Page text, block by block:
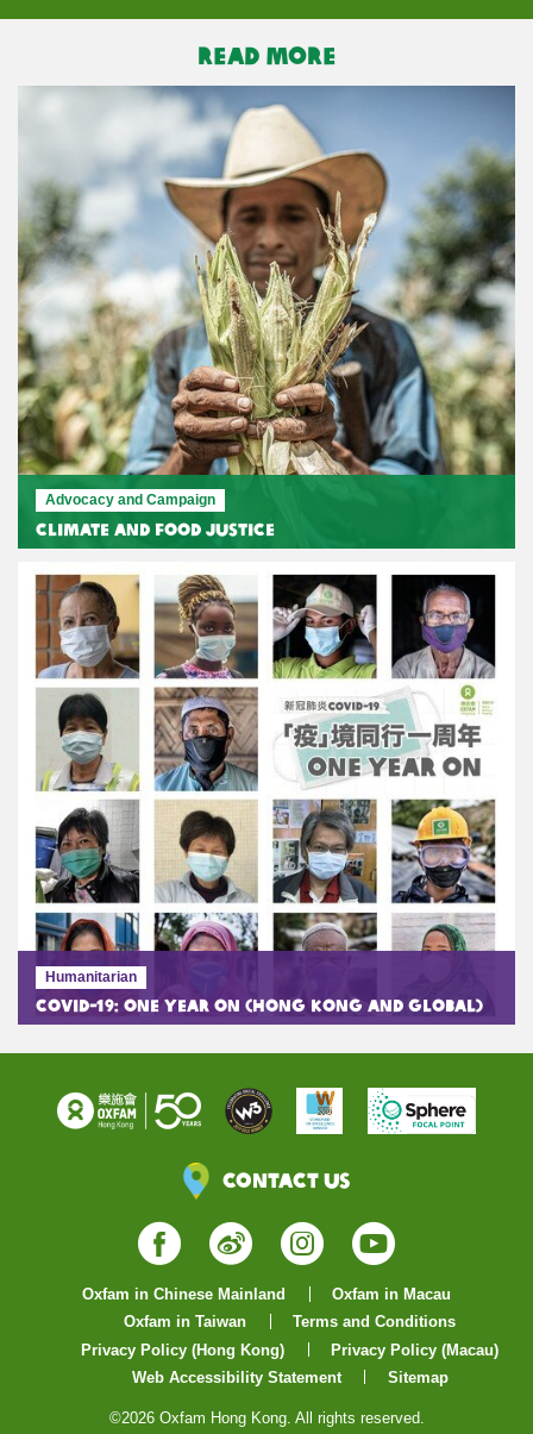
READ MORE
Advocacy and Campaign
Climate and Food Justice
Humanitarian
COVID-19: One Year On (Hong Kong and Global)
Contact Us
Facebook
WeiboInstagram
YouTube
Oxfam in Chinese Mainland
Oxfam in Macau
Oxfam in Taiwan
Terms and Conditions
Privacy Policy (Hong Kong)
Privacy Policy (Macau)
Web Accessibility Statement
Sitemap
©2026 Oxfam Hong Kong. All rights reserved.